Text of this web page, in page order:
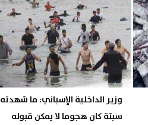
وزير الداخلية الإسباني: ما شهدته
سبتة كان هجوما لا يمكن قبوله